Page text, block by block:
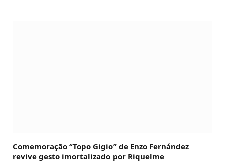
Comemoração “Topo Gigio” de Enzo Fernández
revive gesto imortalizado por Riquelme